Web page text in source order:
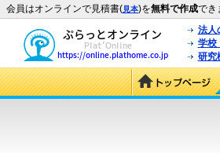
会員はオンラインで見積書(見本)を無料で作成でき
法人
学校
研究